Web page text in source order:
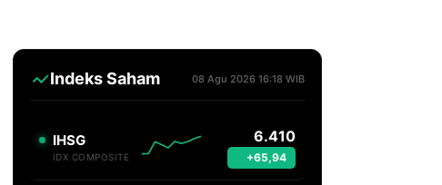
Indeks Saham 08 Agu 2026 16:18 WIB
IHSG
IDX COMPOSITE
6.410
+65,94